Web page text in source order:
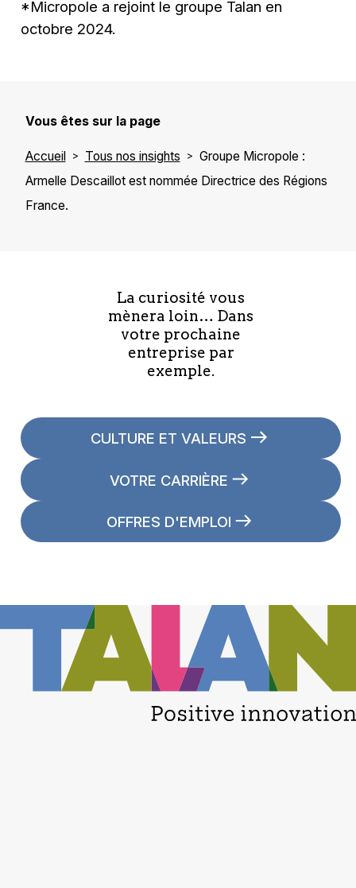
*Micropole a rejoint le groupe Talan en
octobre 2024.
Vous êtes sur la page
Accueil Tous nos insights
Groupe Micropole :
Armelle Descaillot est nommée Directrice des Régions
France.
La curiosité vous
mènera loin… Dans
votre prochaine
entreprise par
exemple.
CULTURE ET VALEURS
VOTRE CARRIÈRE
OFFRES D'EMPLOI